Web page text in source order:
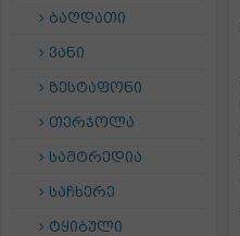
ბაღდათი
ვანი
ზესტაფონი
თერჯოლა
სამტრედია
საჩხერე
ტყიბული